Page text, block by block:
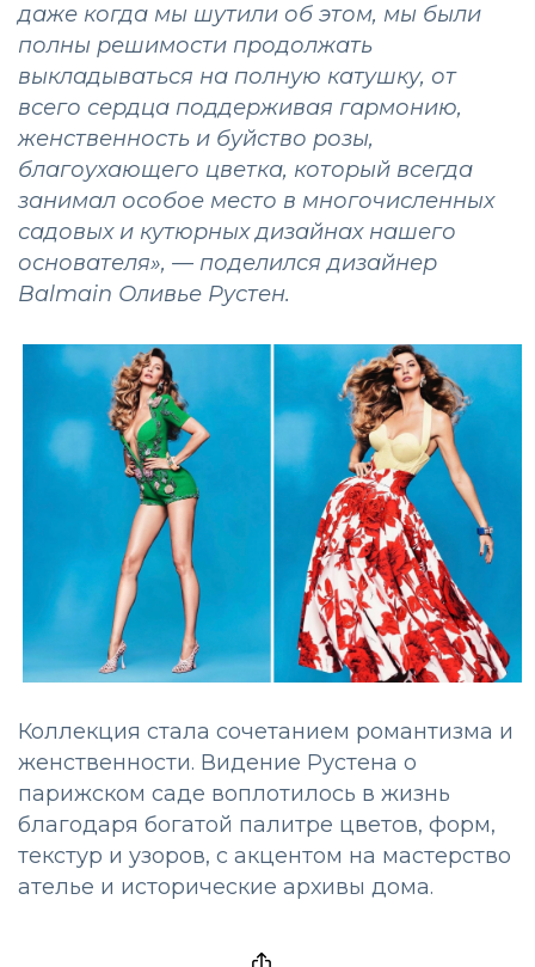
даже когда мы шутили об этом, мы были
полны решимости продолжать
выкладываться на полную катушку, от
всего сердца поддерживая гармонию,
женственность и буйство розы,
благоухающего цветка, который всегда
занимал особое место в многочисленных
садовых и кутюрных дизайнах нашего
основателя», — поделился дизайнер
Balmain Оливье Рустен.
Коллекция стала сочетанием романтизма и
женственности. Видение Рустена о
парижском саде воплотилось в жизнь
благодаря богатой палитре цветов, форм,
текстур и узоров, с акцентом на мастерство
ателье и исторические архивы дома.